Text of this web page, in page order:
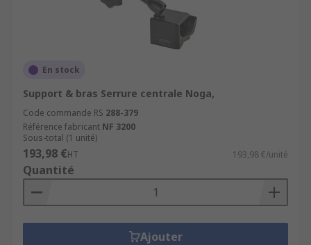
En stock
Support & bras Serrure centrale Noga,
Code commande RS 288-379
Référence fabricant NF 3200
Sous-total (1 unité)
193,98 €HT 193,98 €/unité
Quantité
Ajouter